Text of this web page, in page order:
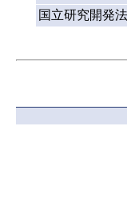
国立研究開発